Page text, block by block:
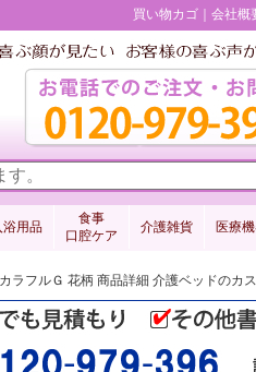
買い物カゴ 会社概
浴用品
食事
口腔ケア
介護雑貨 医療
ラフルＧ 花柄 商品詳細 介護ベッドのカ